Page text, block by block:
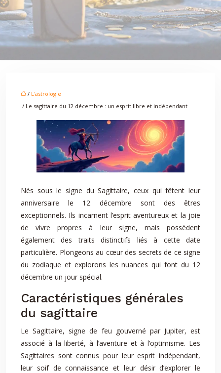
/ L'astrologie
/ Le sagittaire du 12 décembre : un esprit libre et indépendant
Nés sous le signe du Sagittaire, ceux qui fêtent leur
anniversaire le 12 décembre sont des êtres
exceptionnels. Ils incarnent l’esprit aventureux et la joie
de vivre propres à leur signe, mais possèdent
également des traits distinctifs liés à cette date
particulière. Plongeons au cœur des secrets de ce signe
du zodiaque et explorons les nuances qui font du 12
décembre un jour spécial.
Caractéristiques générales
du sagittaire
Le Sagittaire, signe de feu gouverné par Jupiter, est
associé à la liberté, à l’aventure et à l’optimisme. Les
Sagittaires sont connus pour leur esprit indépendant,
leur soif de connaissance et leur désir d’explorer le